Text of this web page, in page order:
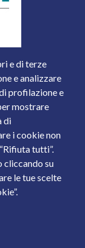
e di terze
e analizzare
profilazione e
mostrare
di
i cookie non
tutti”.
cliccando su
le tue scelte